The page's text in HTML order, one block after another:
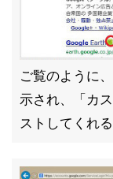
ご覧のように
示され、「カ
ストしてくれる